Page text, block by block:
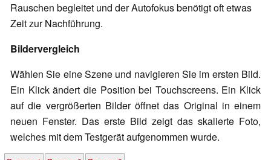
Rauschen begleitet und der Autofokus benötigt oft etwas
Zeit zur Nachführung.
Bildervergleich
Wählen Sie eine Szene und navigieren Sie im ersten Bild.
Ein Klick ändert die Position bei Touchscreens. Ein Klick
auf die vergrößerten Bilder öffnet das Original in einem
neuen Fenster. Das erste Bild zeigt das skalierte Foto,
welches mit dem Testgerät aufgenommen wurde.